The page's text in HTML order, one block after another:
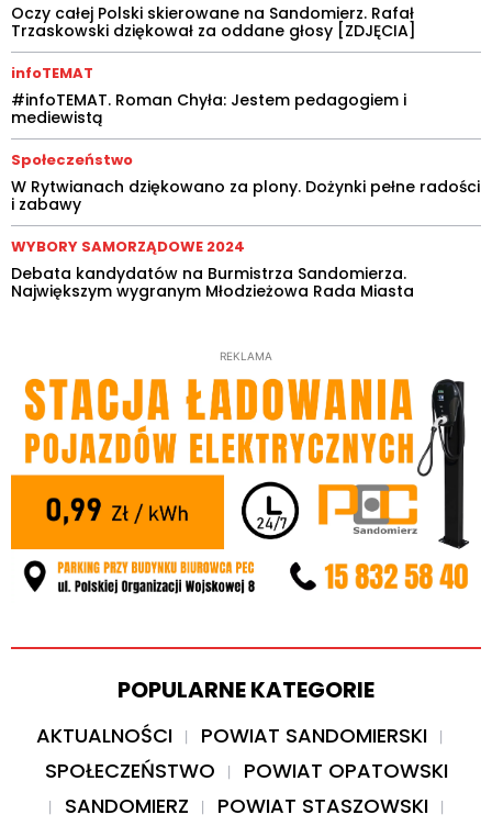
Oczy całej Polski skierowane na Sandomierz. Rafał
Trzaskowski dziękował za oddane głosy [ZDJĘCIA]
infoTEMAT
#infoTEMAT. Roman Chyła: Jestem pedagogiem i
mediewistą
Społeczeństwo
W Rytwianach dziękowano za plony. Dożynki pełne radości
i zabawy
WYBORY SAMORZĄDOWE 2024
Debata kandydatów na Burmistrza Sandomierza.
Największym wygranym Młodzieżowa Rada Miasta
REKLAMA
POPULARNE KATEGORIE
AKTUALNOŚCI
POWIAT SANDOMIERSKI
SPOŁECZEŃSTWO
POWIAT OPATOWSKI
SANDOMIERZ
POWIAT STASZOWSKI